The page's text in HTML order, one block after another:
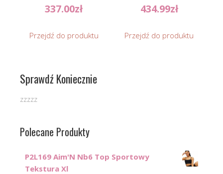
337.00zł
Przejdź do produktu
434.99zł
Przejdź do produktu
Sprawdź Koniecznie
zzzzz
Polecane Produkty
P2L169 Aim'N Nb6 Top Sportowy
Tekstura Xl